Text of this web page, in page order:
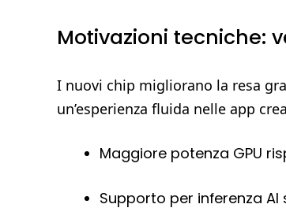
Motivazioni tecniche:
I nuovi chip migliorano la resa
un’esperienza fluida nelle app
Maggiore potenza GPU
Supporto per inferenza